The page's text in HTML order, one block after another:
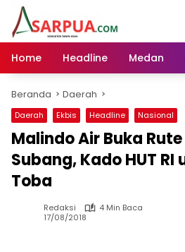
Langsung
konten
Home
Headline Medan
Beranda Daerah
Daerah Ekbis Headline Nasional
Malindo Air Buka
Subang, Kado HUT RI
Toba
Redaksi
4 Min Baca
17/08/2018